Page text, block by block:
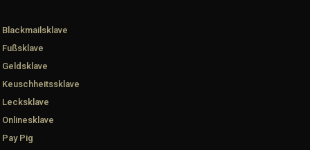
Blackmailsklave
Fußsklave
Geldsklave
Keuschheitssklave
Lecksklave
Onlinesklave
Pay Pig